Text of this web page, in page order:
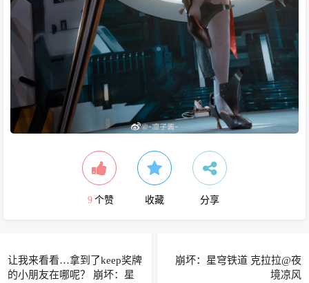
9 个赞 收藏 分享
让我来看看…拿到了keep奖牌
的小朋友在哪呢？ 崩坏：星
崩坏：星穹铁道 克拉拉@夜
境凉风